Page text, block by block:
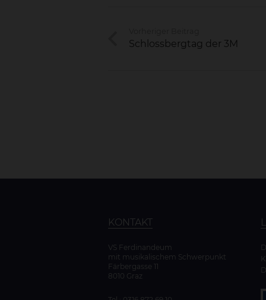
Schlossbergtag der 3M
KONTAKT
VS Ferdinandeum
mit musikalischem Schwerpunkt
Färbergasse 11
8010 Graz